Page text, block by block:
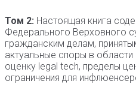
Том 2: Настоящая книга
Федерального Верховного
гражданским делам,
актуальные споры в области
оценку legal tech, пределы
ограничения для